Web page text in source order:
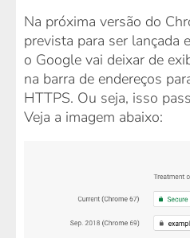
Na próxima versão do
prevista para ser lançada
o Google vai deixar de
na barra de endereços
HTTPS. Ou seja, isso
Veja a imagem abaixo: